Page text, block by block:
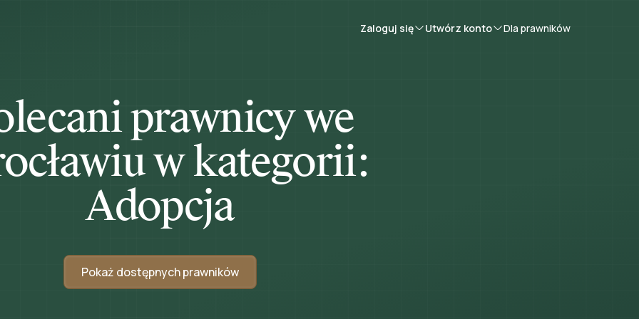
Zaloguj się Utwórz konto Dla prawników
prawnicy we
w kategorii:
Adopcja
Pokaż dostępnych prawników